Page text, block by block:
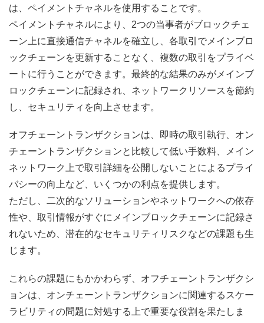
は、ペイメントチャネルを使用することです。
ペイメントチャネルにより、2つの当事者がブロックチェ
ーン上に直接通信チャネルを確立し、各取引でメインブロ
ックチェーンを更新することなく、複数の取引をプライベ
ートに行うことができます。最終的な結果のみがメインブ
ロックチェーンに記録され、ネットワークリソースを節約
し、セキュリティを向上させます。
オフチェーントランザクションは、即時の取引執行、オン
チェーントランザクションと比較して低い手数料、メイン
ネットワーク上で取引詳細を公開しないことによるプライ
バシーの向上など、いくつかの利点を提供します。
ただし、二次的なソリューションやネットワークへの依存
性や、取引情報がすぐにメインブロックチェーンに記録さ
れないため、潜在的なセキュリティリスクなどの課題も生
じます。
これらの課題にもかかわらず、オフチェーントランザクシ
ョンは、オンチェーントランザクションに関連するスケー
ラビリティの問題に対処する上で重要な役割を果たしま